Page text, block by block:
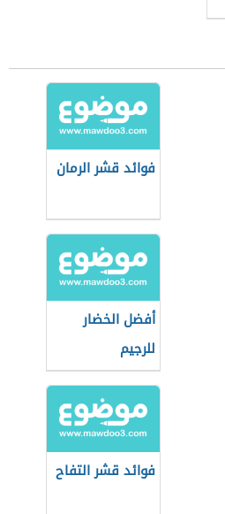
فوائد قشر الرمان
أفضل الخضار
للرجيم
فوائد قشر التفاح